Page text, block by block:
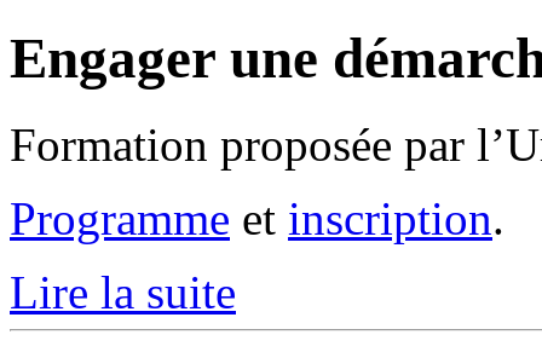
Engager une
Formation proposée par
Programme et inscription.
Lire la suite